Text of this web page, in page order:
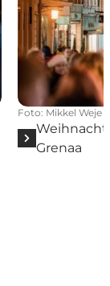
Foto: Mikkel Weje
Grenaa